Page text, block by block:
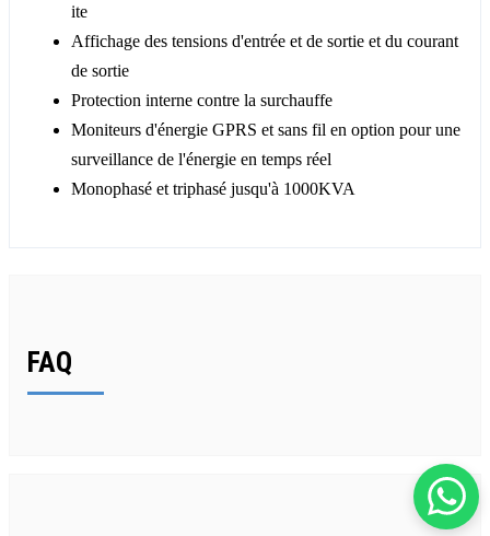
ite
Affichage des tensions d'entrée et de sortie et du courant
de sortie
Protection interne contre la surchauffe
Moniteurs d'énergie GPRS et sans fil en option pour une
surveillance de l'énergie en temps réel
Monophasé et triphasé jusqu'à 1000KVA
FAQ